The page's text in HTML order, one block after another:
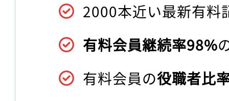
2000本近い最新有料
有料会員継続率98%
有料会員の役職者比